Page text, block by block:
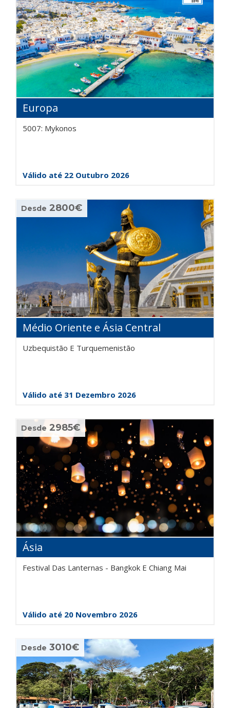
Europa
5007: Mykonos
Válido até 22 Outubro 2026
Desde 2800€
Médio Oriente e Ásia Central
Uzbequistão E Turquemenistão
Válido até 31 Dezembro 2026
Desde 2985€
Ásia
Festival Das Lanternas - Bangkok E Chiang Mai
Válido até 20 Novembro 2026
Desde 3010€